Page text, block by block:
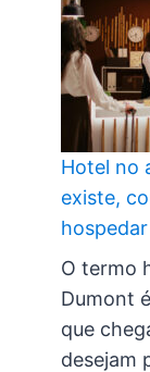
Hotel no
existe,
O termo
Dumont
que
desejam